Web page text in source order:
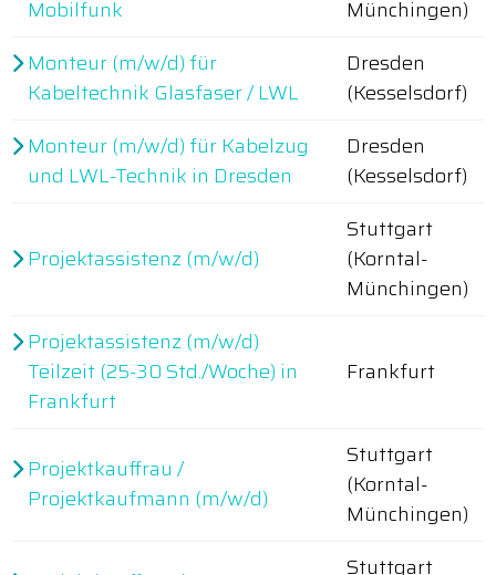
Mobilfunk
Münchingen)
Monteur (m/w/d) für
Kabeltechnik Glasfaser / LWL
Dresden
(Kesselsdorf)
Monteur (m/w/d) für Kabelzug
und LWL-Technik in Dresden
Dresden
(Kesselsdorf)
Projektassistenz (m/w/d)
Stuttgart
(Korntal-
Münchingen)
Projektassistenz (m/w/d)
Teilzeit (25-30 Std./Woche) in
Frankfurt
Frankfurt
Projektkauffrau /
Projektkaufmann (m/w/d)
Stuttgart
(Korntal-
Münchingen)
Stuttgart